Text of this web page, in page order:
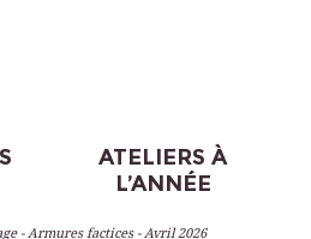
ATELIERS À
L’ANNÉE
- Armures factices - Avril 2026